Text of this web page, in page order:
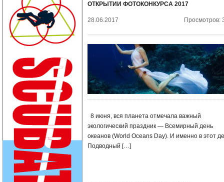
ОТКРЫТИИ ФОТОКОНКУРСА 2017
28.06.2017 Просмотров:
8 июня, вся планета отмечала важный
экологический праздник — Всемирный день
океанов (World Oceans Day). И именно в этот
Подводный […]